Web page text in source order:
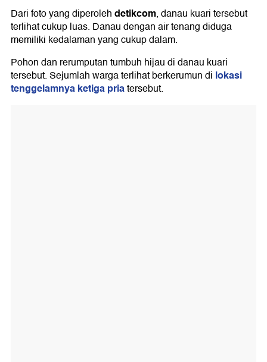
Dari foto yang diperolehdetikcom, danau kuari tersebut
terlihat cukup luas. Danau dengan air tenang diduga
memiliki kedalaman yang cukup dalam.
Pohon dan rerumputan tumbuh hijau di danau kuari
tersebut. Sejumlah warga terlihat berkerumun di lokasi
tenggelamnya ketiga priatersebut.